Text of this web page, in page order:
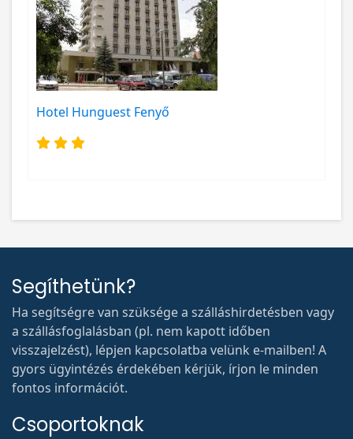
Hotel Hunguest Fenyő
Segíthetünk?
Ha segítségre van szüksége a szálláshirdetésben vagy
a szállásfoglalásban (pl. nem kapott időben
visszajelzést), lépjen kapcsolatba velünk e-mailben! A
gyors ügyintézés érdekében kérjük, írjon le minden
fontos információt.
Csoportoknak